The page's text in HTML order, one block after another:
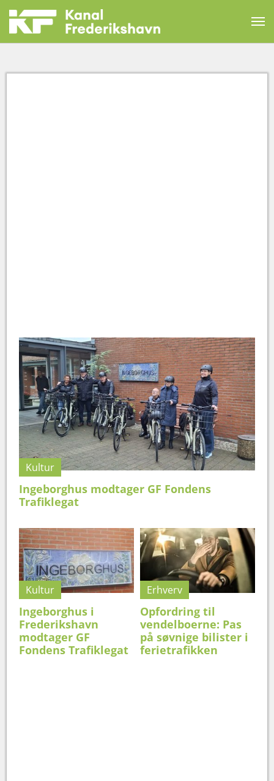
Kultur
Ingeborghus modtager GF Fondens
Trafiklegat
Kultur
Ingeborghus i
Frederikshavn
modtager GF
Fondens Trafiklegat
Erhverv
Opfordring til
vendelboerne: Pas
på søvnige bilister i
ferietrafikken